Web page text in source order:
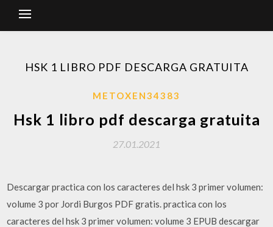
HSK 1 LIBRO PDF DESCARGA GRATUITA
METOXEN34383
Hsk 1 libro pdf descarga gratuita
27.01.2021
Descargar practica con los caracteres del hsk 3 primer volumen:
volume 3 por Jordi Burgos PDF gratis. practica con los
caracteres del hsk 3 primer volumen: volume 3 EPUB descargar